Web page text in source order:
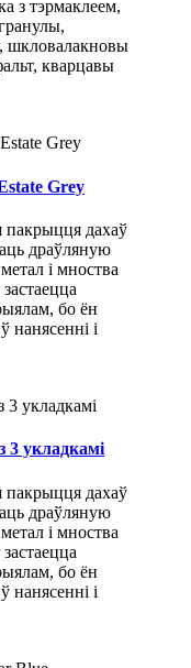
з тэрмаклеем,
шкловалакновы
кварцавы
Grey
пакрыцця дахаў
драўляную
і мноства
бо ён
нанясенні і
3 укладкамі
пакрыцця дахаў
драўляную
і мноства
бо ён
нанясенні і